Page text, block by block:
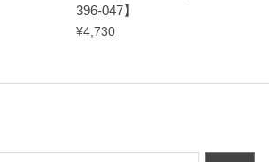
396-047】
¥4,730